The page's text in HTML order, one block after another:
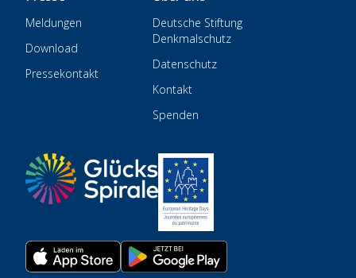
Meldungen
Download
Pressekontakt
Deutsche Stiftung
Denkmalschutz
Datenschutz
Kontakt
Spenden